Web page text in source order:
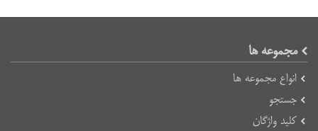
مجموعه ها
انواع مجموعه ها
جستجو
کلید واژگان